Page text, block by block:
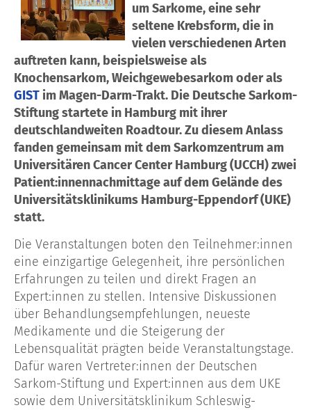
um Sarkome, eine sehr
seltene Krebsform, die in
vielen verschiedenen Arten
auftreten kann, beispielsweise als
Knochensarkom, Weichgewebesarkom oder als
GIST im Magen-Darm-Trakt. Die Deutsche Sarkom-
Stiftung startete in Hamburg mit ihrer
deutschlandweiten Roadtour. Zu diesem Anlass
fanden gemeinsam mit dem Sarkomzentrum am
Universitären Cancer Center Hamburg (UCCH) zwei
Patient:innennachmittage auf dem Gelände des
Universitätsklinikums Hamburg-Eppendorf (UKE)
statt.
Die Veranstaltungen boten den Teilnehmer:innen
eine einzigartige Gelegenheit, ihre persönlichen
Erfahrungen zu teilen und direkt Fragen an
Expert:innen zu stellen. Intensive Diskussionen
über Behandlungsempfehlungen, neueste
Medikamente und die Steigerung der
Lebensqualität prägten beide Veranstaltungstage.
Dafür waren Vertreter:innen der Deutschen
Sarkom-Stiftung und Expert:innen aus dem UKE
sowie dem Universitätsklinikum Schleswig-